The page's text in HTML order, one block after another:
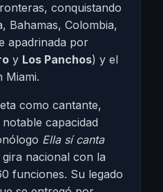
conquistando
Bahamas, Colombia,
apadrinada por
y Los Panchos) y el
Miami.
como cantante,
capacidad
Ella sí canta
nacional con la
funciones. Su legado